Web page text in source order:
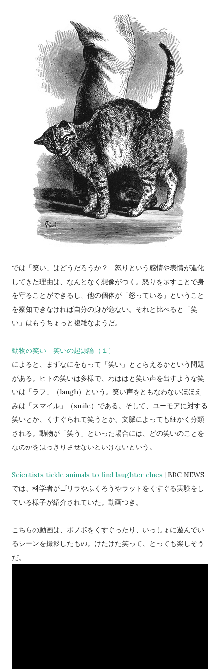
では「笑い」はどうだろうか？ 怒りという感情や表情が進化
してきた理由は、なんとなく想像がつく。怒りを示すことで身
を守ることができるし、他の個体が「怒っている」ということ
を察知できなければ自分の身が危ない。それと比べると「笑
い」はもうちょっと複雑なようだ。
動物の笑い―笑いの起源論（１）
によると、まずなにをもって「笑い」ととらえるかという問題
がある。ヒトの笑いは多様で、わははと笑い声を出すような笑
いは「ラフ」（laugh）という。笑い声をともなわないほほえ
みは「スマイル」（smile）である。そして、ユーモアに対する
笑いとか、くすぐられて笑うとか、文脈によっても細かく分類
される。動物が「笑う」といった場合には、どの笑いのことを
なのかをはっきりさせないといけないという。
Scientists tickle animals to find laughter clues | BBC NEWS
では、科学者がゴリラやふくろうやラットをくすぐる実験をし
ている様子が紹介されていた。動画つき。
こちらの動画は、ボノボをくすぐったり、いっしょに遊んでい
るシーンを撮影したもの。けたけた笑って、とっても楽しそう
だ。